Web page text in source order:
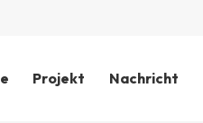
Projekt Nachricht